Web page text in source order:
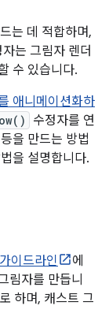
는 데 적합하며,
자는 그림자 렌더
수 있습니다.
애니메이션화하
수정자를 연
등을 만드는 방법
을 설명합니다.
이드라인
에
림자를 만듭니
하며, 캐스트 그